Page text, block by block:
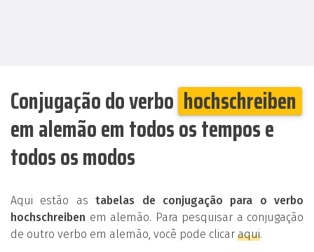
Conjugação do verbo hochschreiben
em alemão em todos os tempos e
todos os modos
Aqui estão astabelas de conjugação para o verbo
hochschreiben em alemão. Para pesquisar a conjugação
de outro verbo em alemão, você pode clicar aqui.